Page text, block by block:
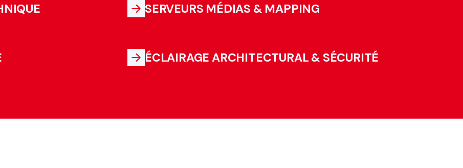
SERVEURS MÉDIAS & MAPPING
ÉCLAIRAGE ARCHITECTURAL & SÉCURITÉ